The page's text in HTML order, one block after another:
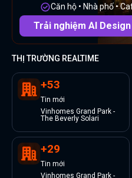
Căn hộ • Nhà phố •
Trải nghiệm AI Design
THỊ TRƯỜNG REALTIME
+53
Tin mới
Vinhomes Grand Park -
The Beverly Solari
+29
Tin mới
Vinhomes Grand Park -